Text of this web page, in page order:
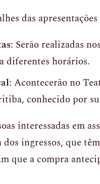
das
: Serão realizadas
diferentes horários.
: Acontecerão no
conhecido por
interessadas em
dos ingressos, que
que a compra